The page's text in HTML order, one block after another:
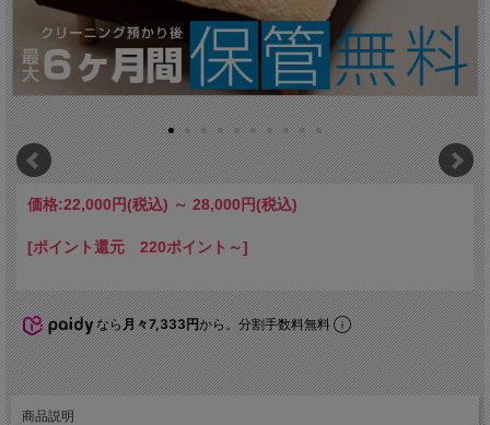
価格:22,000円(税込) ～ 28,000円(税込)
[ポイント還元 220ポイント～]
なら月々7,333円から。分割手数料無料
商品説明